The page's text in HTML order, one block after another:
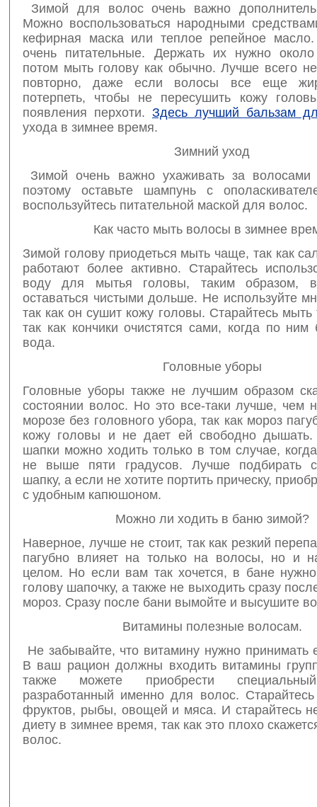
Зимой для волос очень важно
Можно воспользоваться народными
кефирная маска или теплое репейное
очень питательные. Держать их нужно
потом мыть голову как обычно. Лучше всего
повторно, даже если волосы все еще
потерпеть, чтобы не пересушить кожу
появления перхоти. Здесь лучший бальзам
ухода в зимнее время.
Зимний уход
Зимой очень важно ухаживать за волосами
поэтому оставьте шампунь с
воспользуйтесь питательной маской для волос.
Как часто мыть волосы в зимнее
Зимой голову приодеться мыть чаще, так как
работают более активно. Старайтесь
воду для мытья головы, таким образом,
оставаться чистыми дольше. Не используйте
так как он сушит кожу головы. Старайтесь мыть
так как кончики очистятся сами, когда по ним
вода.
Головные уборы
Головные уборы также не лучшим образом
состоянии волос. Но это все-таки лучше, чем
морозе без головного убора, так как мороз
кожу головы и не дает ей свободно дышать.
шапки можно ходить только в том случае,
не выше пяти градусов. Лучше подбирать
шапку, а если не хотите портить прическу,
с удобным капюшоном.
Можно ли ходить в баню зимой?
Наверное, лучше не стоит, так как резкий
пагубно влияет на только на волосы, но и
целом. Но если вам так хочется, в бане
голову шапочку, а также не выходить сразу
мороз. Сразу после бани вымойте и высушите
Витамины полезные волосам.
Не забывайте, что витамину нужно принимать
В ваш рацион должны входить витамины
также можете приобрести
разработанный именно для волос.
фруктов, рыбы, овощей и мяса. И старайтесь
диету в зимнее время, так как это плохо
волос.